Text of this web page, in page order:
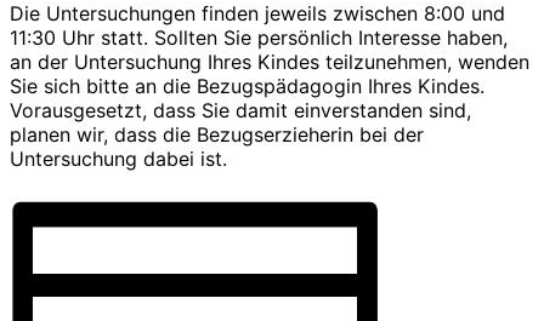
Die Untersuchungen finden jeweils zwischen 8:00 und
11:30 Uhr statt. Sollten Sie persönlich Interesse haben,
an der Untersuchung Ihres Kindes teilzunehmen, wenden
Sie sich bitte an die Bezugspädagogin Ihres Kindes.
Vorausgesetzt, dass Sie damit einverstanden sind,
planen wir, dass die Bezugserzieherin bei der
Untersuchung dabei ist.